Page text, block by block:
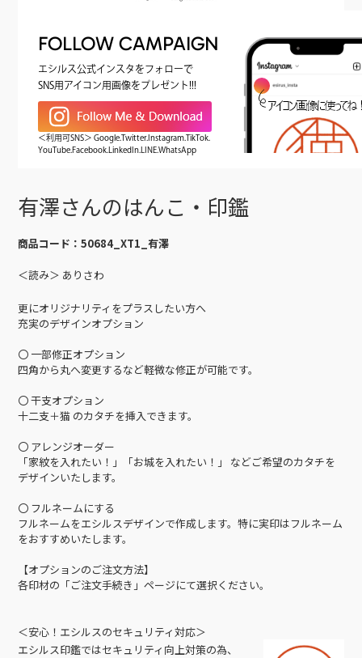
FOLLOW CAMPAIGN
エシルス公式インスタをフォローで
SNS用アイコン用画像をプレゼント!!!
＜利用可SNS＞ Google.Twitter.Instagram.TikTok.
YouTube.Facebook.LinkedIn.LINE.WhatsApp
有澤さんのはんこ・印鑑
商品コード：50684_XT1_有澤
＜読み＞ ありさわ
更にオリジナリティをプラスしたい方へ
充実のデザインオプション
〇 一部修正オプション
四角から丸へ変更するなど軽微な修正が可能です。
〇 干支オプション
十二支＋猫 のカタチを挿入できます。
〇 アレンジオーダー
「家紋を入れたい！」「お城を入れたい！」 などご希望のカタチを
デザインいたします。
〇 フルネームにする
フルネームをエシルスデザインで作成します。特に実印はフルネーム
をおすすめいたします。
【オプションのご注文方法】
各印材の「ご注文手続き」ページにて選択ください。
＜安心！エシルスのセキュリティ対応＞
エシルス印鑑ではセキュリティ向上対策の為、